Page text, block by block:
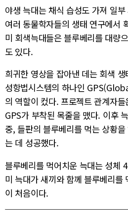
야생 늑대는 채식 습성도 가져 일
여러 동물학자들의 생태 연구에서
미 회색늑대들은 블루베리를 대량
도 있다.
희귀한 영상을 잡아낸 데는 회색
성항법시스템의 하나인
의 역할이 컸다. 프로젝트 관계자
GPS가 부착된 목줄을 맸다. 이후
중, 들판의 블루베리를 먹는 상황
는 데 성공했다.
블루베리를 먹어치운 늑대는 성체
미 늑대가 새끼와 함께 블루베리를
이 처음이다.